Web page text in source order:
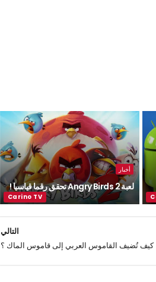
أخبار
لعبة Angry Birds 2 تحقق رقما قياسيا !
التالي
كيف تُضيف القاموس العربي إلى قاموس الماك ؟